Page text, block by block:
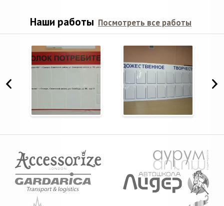
Посмотреть все работы
Наши работы